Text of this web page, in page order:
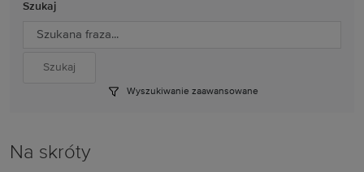
Szukaj
Wyszukiwanie zaawansowane
Na skróty